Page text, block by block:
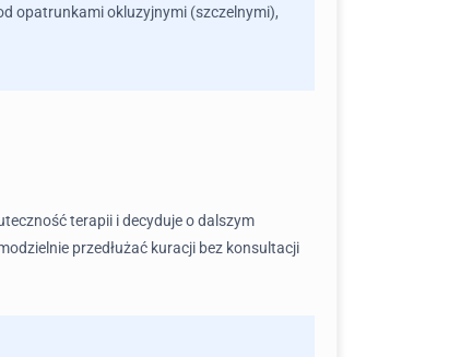
opatrunkami okluzyjnymi (szczelnymi),
terapii i decyduje o dalszym
przedłużać kuracji bez konsultacji